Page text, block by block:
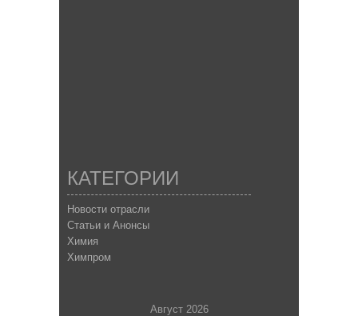
КАТЕГОРИИ
Новости отрасли
Статьи и Анонсы
Химия
Химпром
Август 2026